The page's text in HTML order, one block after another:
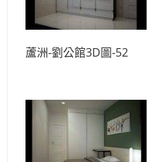
蘆洲-劉公館3D圖-52